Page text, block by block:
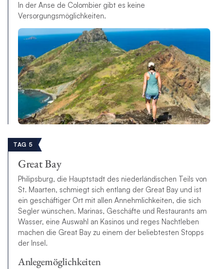
In der Anse de Colombier gibt es keine
Versorgungsmöglichkeiten.
TAG 5
Great Bay
Philipsburg, die Hauptstadt des niederländischen Teils von
St. Maarten, schmiegt sich entlang der Great Bay und ist
ein geschäftiger Ort mit allen Annehmlichkeiten, die sich
Segler wünschen. Marinas, Geschäfte und Restaurants am
Wasser, eine Auswahl an Kasinos und reges Nachtleben
machen die Great Bay zu einem der beliebtesten Stopps
der Insel.
Anlegemöglichkeiten